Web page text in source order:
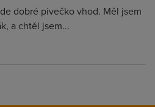
dobré pivečko vhod. Měl jsem
a chtěl jsem...